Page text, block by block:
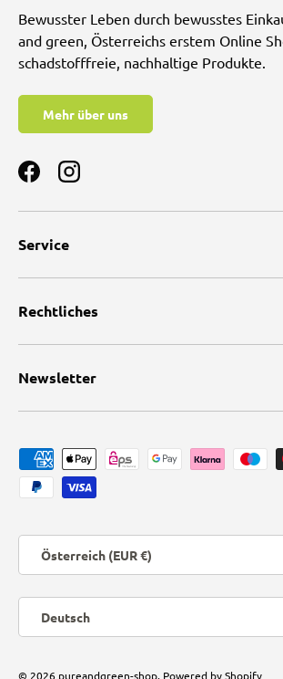
Bewusster Leben durch bewusstes
and green, Österreichs erstem Online
schadstofffreie, nachhaltige Produkte.
Mehr über uns
FacebookInstagram
Service
Rechtliches
Newsletter
Zahlungsmethoden
Österreich (EUR €)
Deutsch
© 2026 pureandgreen-shop. Powered by Shopify